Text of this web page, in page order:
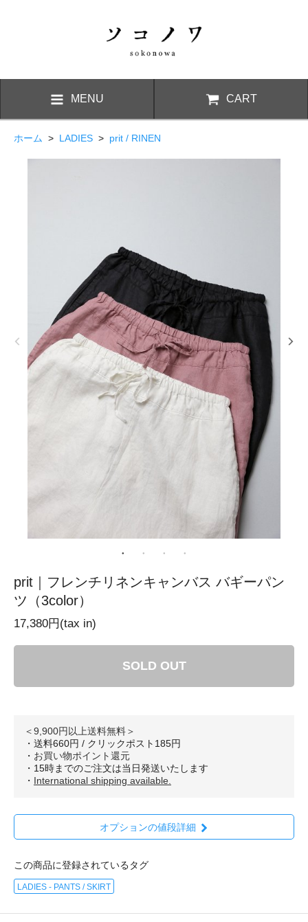
MENU CART
ホーム > LADIES > prit / RINEN
prit｜フレンチリネンキャンバス バギーパン
ツ（3color）
17,380円(tax in)
SOLD OUT
＜9,900円以上送料無料＞
・送料660円 / クリックポスト185円
・ お買い物ポイント還元
・15時までのご注文は当日発送いたします
・ International shipping available.
オプションの値段詳細
この商品に登録されているタグ
LADIES - PANTS / SKIRT